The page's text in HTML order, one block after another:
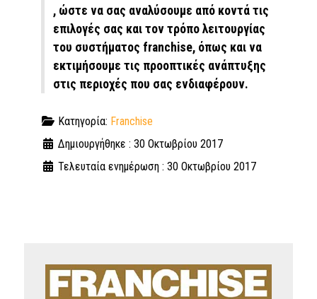
, ώστε να σας αναλύσουμε από κοντά τις
επιλογές σας και τον τρόπο λειτουργίας
του συστήματος franchise, όπως και να
εκτιμήσουμε τις προοπτικές ανάπτυξης
στις περιοχές που σας ενδιαφέρουν.
Κατηγορία: Franchise
Δημιουργήθηκε : 30 Οκτωβρίου 2017
Τελευταία ενημέρωση : 30 Οκτωβρίου 2017